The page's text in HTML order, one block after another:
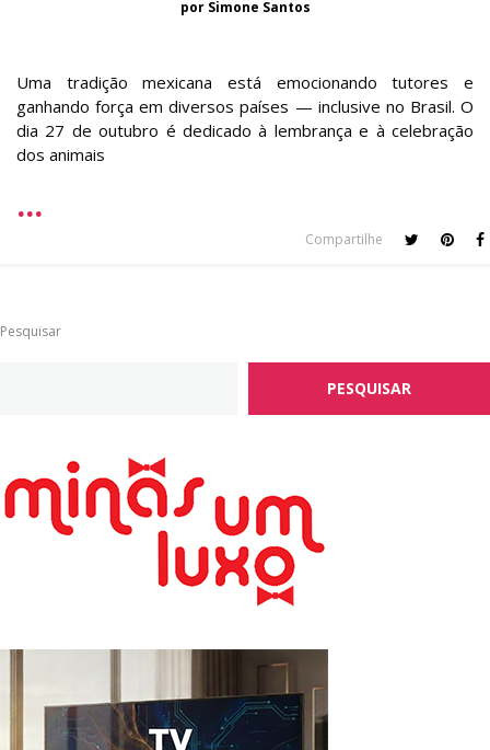
por Simone Santos
Uma tradição mexicana está emocionando tutores e
ganhando força em diversos países — inclusive no Brasil. O
dia 27 de outubro é dedicado à lembrança e à celebração
dos animais
Compartilhe
Pesquisar
PESQUISAR